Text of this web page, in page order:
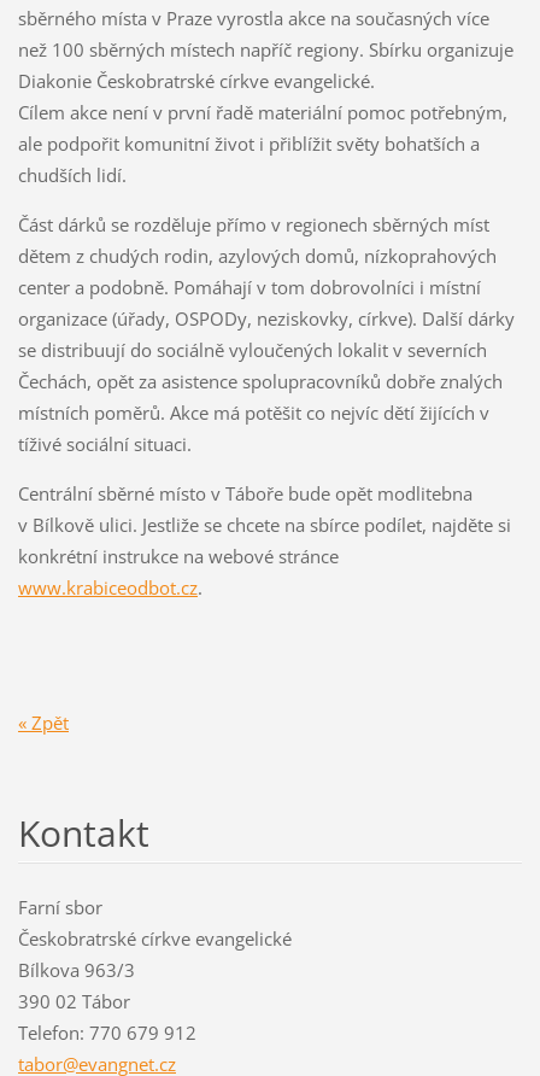
sběrného místa v Praze vyrostla akce na současných více
než 100 sběrných místech napříč regiony. Sbírku organizuje
Diakonie Českobratrské církve evangelické.
Cílem akce není v první řadě materiální pomoc potřebným,
ale podpořit komunitní život i přiblížit světy bohatších a
chudších lidí.
Část dárků se rozděluje přímo v regionech sběrných míst
dětem z chudých rodin, azylových domů, nízkoprahových
center a podobně. Pomáhají v tom dobrovolníci i místní
organizace (úřady, OSPODy, neziskovky, církve). Další dárky
se distribuují do sociálně vyloučených lokalit v severních
Čechách, opět za asistence spolupracovníků dobře znalých
místních poměrů. Akce má potěšit co nejvíc dětí žijících v
tíživé sociální situaci.
Centrální sběrné místo v Táboře bude opět modlitebna
v Bílkově ulici. Jestliže se chcete na sbírce podílet, najděte si
konkrétní instrukce na webové stránce
www.krabiceodbot.cz.
« Zpět
Kontakt
Farní sbor
Českobratrské církve evangelické
Bílkova 963/3
390 02 Tábor
Telefon: 770 679 912
tabor@evangnet.cz